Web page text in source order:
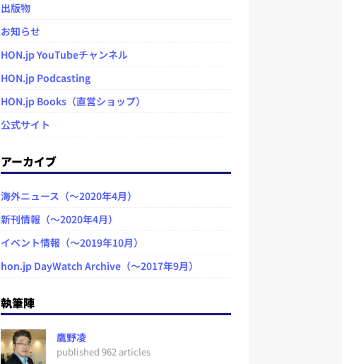
出版物
お知らせ
HON.jp YouTubeチャンネル
HON.jp Podcasting
HON.jp Books（直営ショップ）
公式サイト
アーカイブ
海外ニュース（～2020年4月）
新刊情報（～2020年4月）
イベント情報（～2019年10月）
hon.jp DayWatch Archive（～2017年9月）
執筆陣
鷹野凌
published 962 articles